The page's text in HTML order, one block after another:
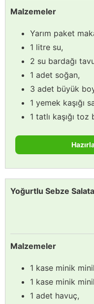
Malzemeler
Yarım paket
1 litre su,
2 su bardağı
1 adet soğan,
3 adet büyük
1 yemek kaşığı
1 tatlı kaşığı toz
Yoğurtlu Sebze
Malzemeler
1 kase minik
1 kase minik
1 adet havuç,